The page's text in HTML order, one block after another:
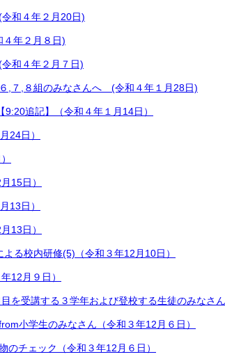
和４年２月20日)
年２月８日)
和４年２月７日)
,７,８組のみなさんへ (令和４年１月28日)
追記】（令和４年１月14日）
24日）
15日）
13日）
13日）
る校内研修(5)（令和３年12月10日）
12月９日）
を受講する３学年および登校する生徒のみなさん
小学生のみなさん（令和３年12月６日）
のチェック（令和３年12月６日）